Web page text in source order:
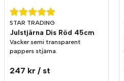
STAR TRADING
Julstjärna Dis Röd 45cm
Vacker semi transparent
pappers stjärna.
247 kr / st